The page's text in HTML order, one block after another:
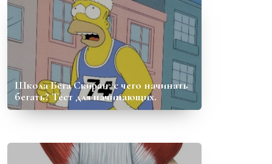
Школа Бега Скиран: с чего начинать
бегать? Тест для начинающих.